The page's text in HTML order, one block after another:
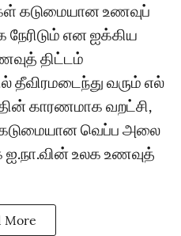
கடுமையான உணவுப்
என ஐக்கிய
திட்டம்
தீவிரமடைந்து வரும் எல்
காரணமாக வறட்சி,
கடுமையான வெப்ப அலை
ஐ.நா.வின் உலக உணவுத்
More